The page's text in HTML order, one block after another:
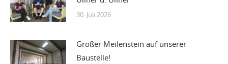
30. Juli 2026
Großer Meilenstein auf unserer
Baustelle!